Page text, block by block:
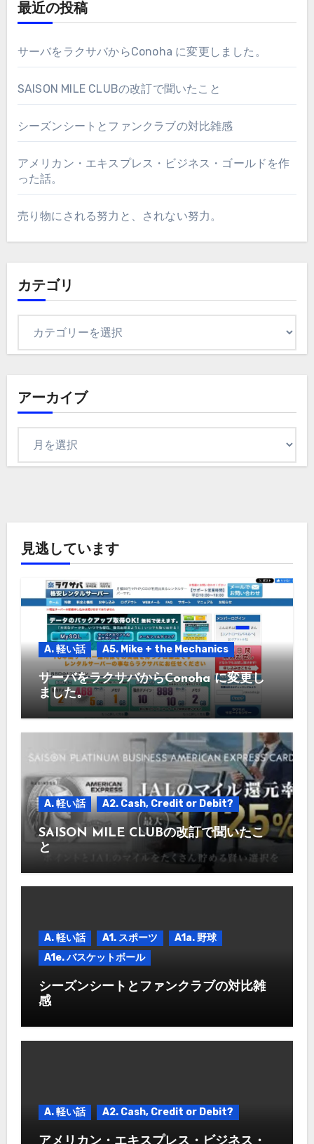
最近の投稿
サーバをラクサバからConoha に変更しました。
SAISON MILE CLUBの改訂で聞いたこと
シーズンシートとファンクラブの対比雑感
アメリカン・エキスプレス・ビジネス・ゴールドを作
った話。
売り物にされる努力と、されない努力。
カテゴリ
アーカイブ
見逃しています
A. 軽い話 A5. Mike + the Mechanics
サーバをラクサバからConoha に変更し
ました。
A. 軽い話 A2. Cash, Credit or Debit?
SAISON MILE CLUBの改訂で聞いたこ
と
A. 軽い話 A1. スポーツ
A1a. 野球
A1e. バスケットボール
シーズンシートとファンクラブの対比雑
感
A. 軽い話 A2. Cash, Credit or Debit?
アメリカン・エキスプレス・ビジネス・